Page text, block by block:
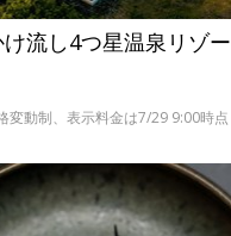
流し4つ星温泉リゾ
動制、表示料金は7/29 9:00時点